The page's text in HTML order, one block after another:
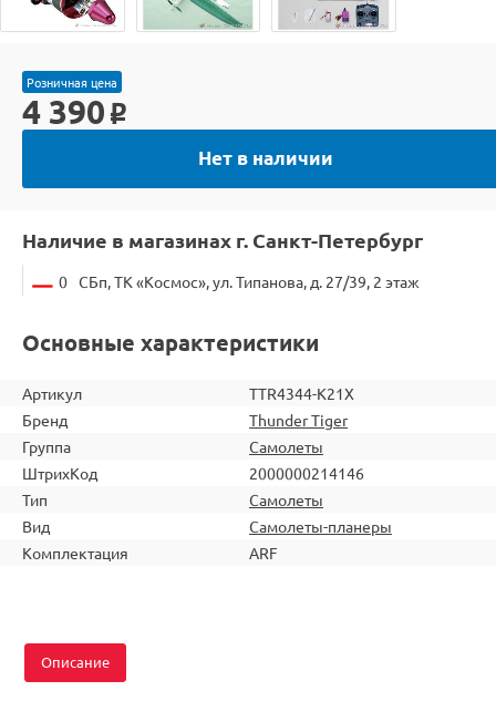
Розничная цена
4 390 o
Нет в наличии
Наличие в магазинах г. Санкт-Петербург
0 СБп, ТК «Космос», ул. Типанова, д. 27/39, 2 этаж
Основные характеристики
Артикул
TTR4344-K21X
Бренд
Thunder Tiger
Группа
Самолеты
ШтрихКод
2000000214146
Тип
Самолеты
Вид
Самолеты-планеры
Комплектация
ARF
Описание